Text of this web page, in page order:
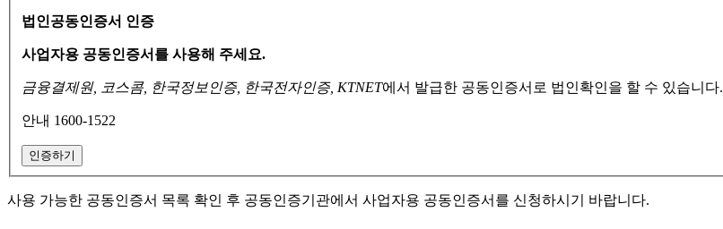
법인공동인증서 인증
사업자용 공동인증서를 사용해 주세요.
금융결제원, 코스콤, 한국정보인증, 한국전자인증, KTNET에서 발급한 공동인증서로 법인확인을 할 수 있습니다.
안내 1600-1522
인증하기
사용 가능한 공동인증서 목록 확인 후 공동인증기관에서 사업자용 공동인증서를 신청하시기 바랍니다.